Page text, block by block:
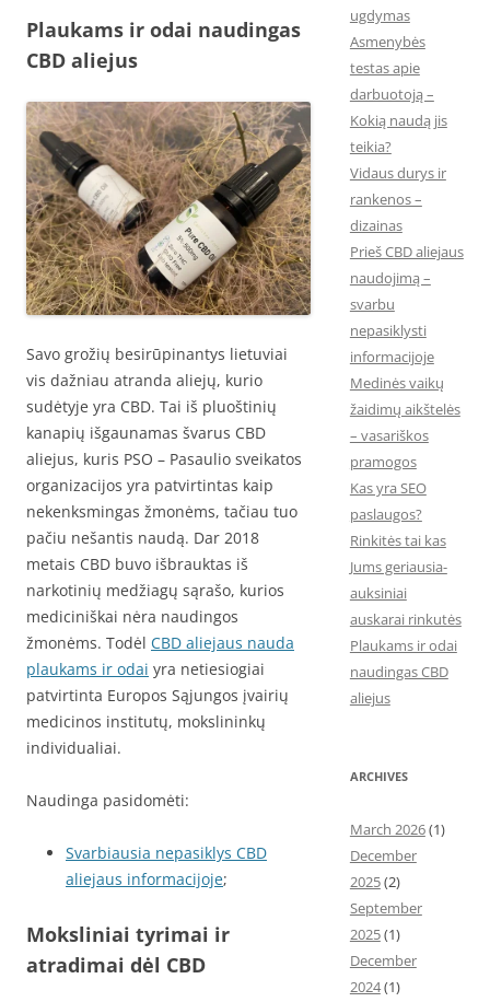
Plaukams ir odai naudingas
CBD aliejus
Savo grožių besirūpinantys lietuviai
vis dažniau atranda aliejų, kurio
sudėtyje yra CBD. Tai iš pluoštinių
kanapių išgaunamas švarus CBD
aliejus, kuris PSO – Pasaulio sveikatos
organizacijos yra patvirtintas kaip
nekenksmingas žmonėms, tačiau tuo
pačiu nešantis naudą. Dar 2018
metais CBD buvo išbrauktas iš
narkotinių medžiagų sąrašo, kurios
mediciniškai nėra naudingos
žmonėms. Todėl CBD aliejaus nauda
plaukams ir odai yra netiesiogiai
patvirtinta Europos Sąjungos įvairių
medicinos institutų, mokslininkų
individualiai.
Naudinga pasidomėti:
Svarbiausia nepasiklys CBD
aliejaus informacijoje;
Moksliniai tyrimai ir
atradimai dėl CBD
ugdymas
Asmenybės
testas apie
darbuotoją –
Kokią naudą jis
teikia?
Vidaus durys ir
rankenos –
dizainas
Prieš CBD aliejaus
naudojimą –
svarbu
nepasiklysti
informacijoje
Medinės vaikų
žaidimų aikštelės
– vasariškos
pramogos
Kas yra SEO
paslaugos?
Rinkitės tai kas
Jums geriausia-
auksiniai
auskarai rinkutės
Plaukams ir odai
naudingas CBD
aliejus
ARCHIVES
March 2026(1)
December
2025(2)
September
2025(1)
December
2024(1)